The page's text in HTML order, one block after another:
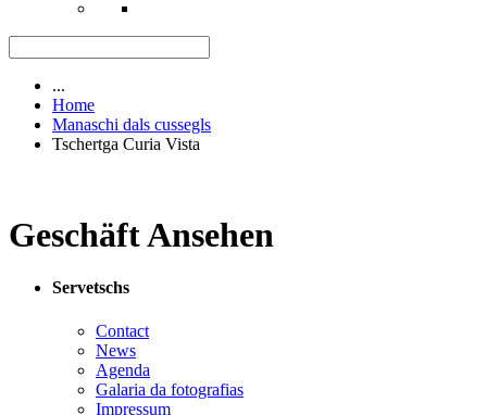
...
Home
Manaschi dals cussegls
Tschertga Curia Vista
Geschäft Ansehen
Servetschs
Contact
News
Agenda
Galaria da fotografias
Impressum